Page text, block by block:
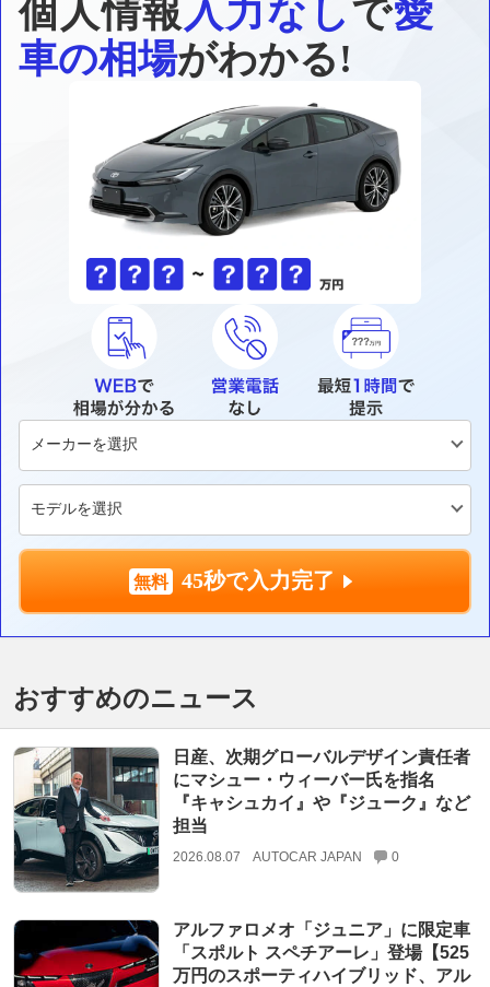
個人情報 入力なしで愛
車の相場がわかる!
45秒で入力完了
おすすめのニュース
日産、次期グローバルデザイン責任者
にマシュー・ウィーバー氏を指名
『キャシュカイ』や『ジューク』など
担当
2026.08.07 AUTOCAR JAPAN 0
アルファロメオ「ジュニア」に限定車
「スポルト スペチアーレ」登場【525
万円のスポーティハイブリッド、アル